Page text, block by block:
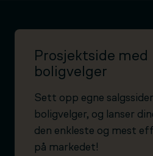
Prosjektside med
boligvelger
Sett opp egne
boligvelger, og lanser
den enkleste og mest
på markedet!